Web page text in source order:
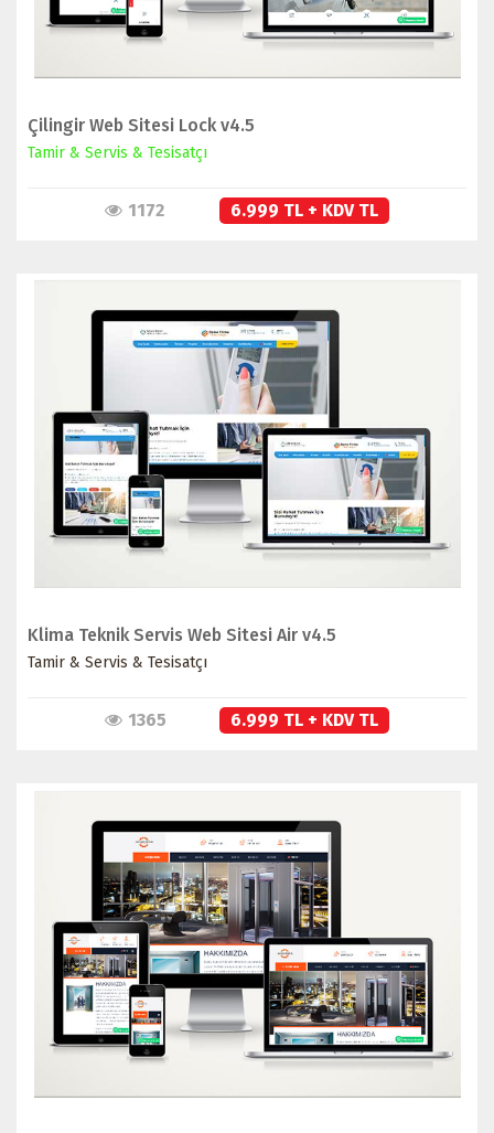
Çilingir Web Sitesi Lock v4.5
Tamir & Servis & Tesisatçı
1172 6.999 TL + KDV TL
İNCELE
SATIN AL
Klima Teknik Servis Web Sitesi Air v4.5
Tamir & Servis & Tesisatçı
1365 6.999 TL + KDV TL
İNCELE
SATIN AL